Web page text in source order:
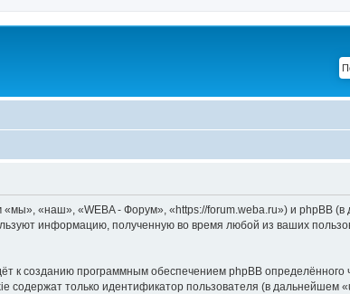
«наш», «WEBA - Форум», «https://forum.weba.ru») и phpBB (в
информацию, полученную во время любой из ваших
к созданию программным обеспечением phpBB определённого
только идентификатор пользователя (в дальнейшем